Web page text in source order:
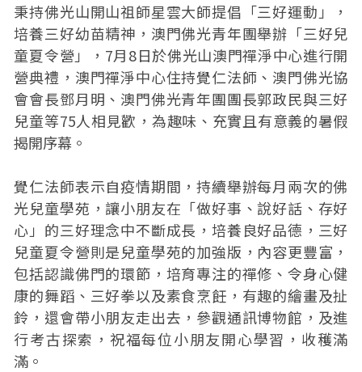
秉持佛光山開山祖師星雲大師提倡「三好運動」，
培養三好幼苗精神，澳門佛光青年團舉辦「三好兒
童夏令營」，7月8日於佛光山澳門禪淨中心進行開
營典禮，澳門禪淨中心住持覺仁法師、澳門佛光協
會會長鄧月明、澳門佛光青年團團長郭政民與三好
兒童等75人相見歡，為趣味、充實且有意義的暑假
揭開序幕。
覺仁法師表示自疫情期間，持續舉辦每月兩次的佛
光兒童學苑，讓小朋友在「做好事、說好話、存好
心」的三好理念中不斷成長，培養良好品德，三好
兒童夏令營則是兒童學苑的加強版，內容更豐富，
包括認識佛門的環節，培育專注的禪修、令身心健
康的舞蹈、三好拳以及素食烹飪，有趣的繪畫及扯
鈴，還會帶小朋友走出去，參觀通訊博物館，及進
行考古探索，祝福每位小朋友開心學習，收穫滿
滿。